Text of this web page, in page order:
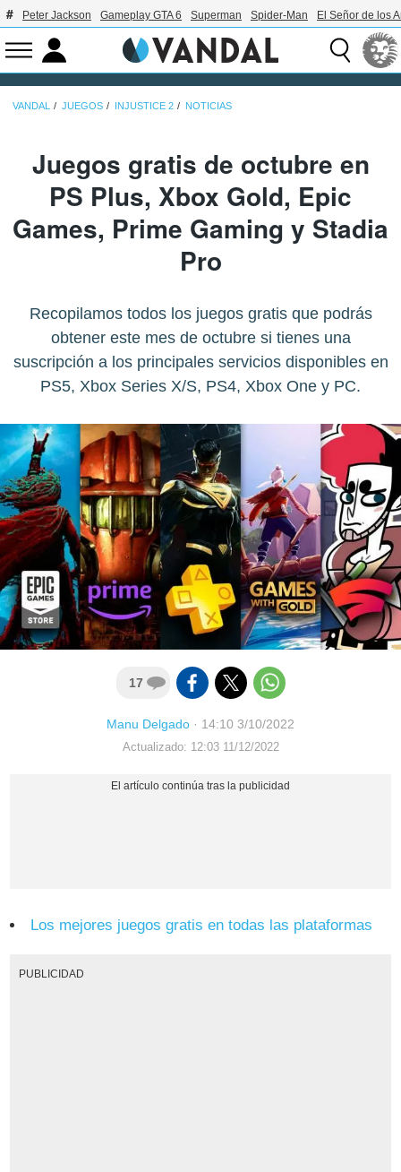
Peter Jackson Gameplay GTA 6 Superman Spider-Man El Señor de los
VANDAL JUEGOS INJUSTICE 2 NOTICIAS
Juegos gratis de octubre en
PS Plus, Xbox Gold, Epic
Games, Prime Gaming y Stadia
Pro
Recopilamos todos los juegos gratis que podrás
obtener este mes de octubre si tienes una
suscripción a los principales servicios disponibles en
PS5, Xbox Series X/S, PS4, Xbox One y PC.
17
Manu Delgado · 14:10 3/10/2022
Actualizado: 12:03 11/12/2022
Los mejores juegos gratis en todas las plataformas
PUBLICIDAD